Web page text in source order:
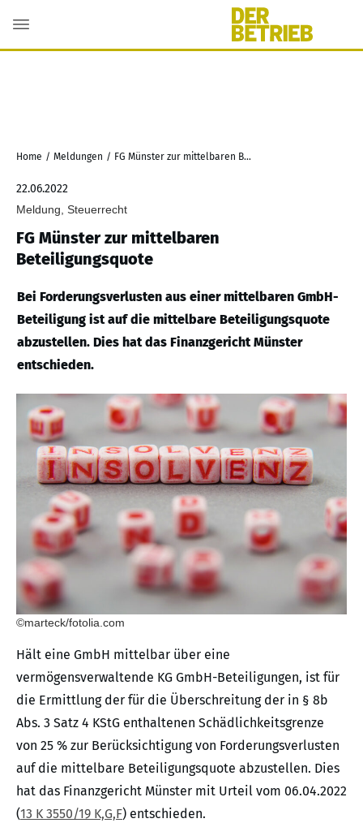
Home / Meldungen / FG Münster zur mittelbaren Beteiligungsquote
22.06.2022
Meldung, Steuerrecht
FG Münster zur mittelbaren
Beteiligungsquote
Bei Forderungsverlusten aus einer mittelbaren GmbH-
Beteiligung ist auf die mittelbare Beteiligungsquote
abzustellen. Dies hat das Finanzgericht Münster
entschieden.
©marteck/fotolia.com
Hält eine GmbH mittelbar über eine
vermögensverwaltende KG GmbH-Beteiligungen, ist für
die Ermittlung der für die Überschreitung der in § 8b
Abs. 3 Satz 4 KStG enthaltenen Schädlichkeitsgrenze
von 25 % zur Berücksichtigung von Forderungsverlusten
auf die mittelbare Beteiligungsquote abzustellen. Dies
hat das Finanzgericht Münster mit Urteil vom 06.04.2022
(13 K 3550/19 K,G,F) entschieden.